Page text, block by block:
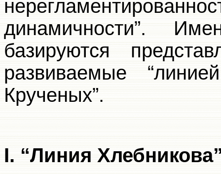
динамичности”.
базируются
развиваемые
Крученых”.
I. “Линия